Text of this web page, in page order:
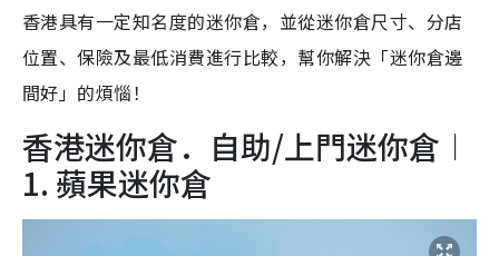
香港具有一定知名度的迷你倉，並從迷你倉尺寸、分店
位置、保險及最低消費進行比較，幫你解決「迷你倉邊
間好」的煩惱！
香港迷你倉．自助/上門迷你倉︱
1. 蘋果迷你倉